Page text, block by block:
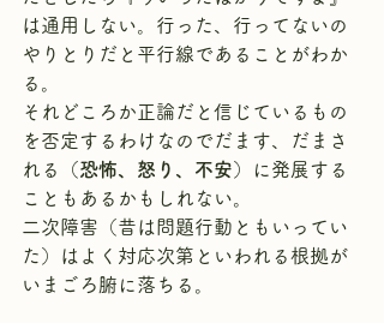
は通用しない。行った、行ってないの
やりとりだと平行線であることがわか
る。
それどころか正論だと信じているもの
を否定するわけなのでだます、だまさ
れる（恐怖、怒り、不安）に発展する
こともあるかもしれない。
二次障害（昔は問題行動ともいってい
た）はよく対応次第といわれる根拠が
いまごろ腑に落ちる。